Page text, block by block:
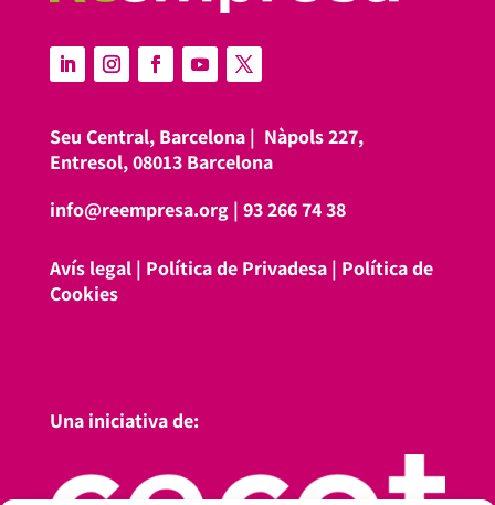
Seu Central, Barcelona | Nàpols 227,
Entresol, 08013 Barcelona
info@reempresa.org| 93 266 74 38
Avís legal| Política de Privadesa| Política de
Cookies
Una iniciativa de: